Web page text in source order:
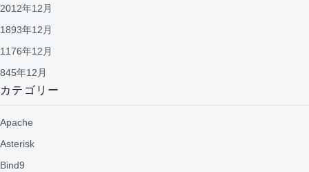
2012年12月
1893年12月
1176年12月
845年12月
カテゴリー
Apache
Asterisk
Bind9